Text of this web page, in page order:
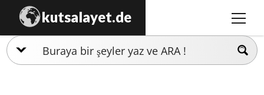
kutsalayet.de
menüyü
İslamiyet